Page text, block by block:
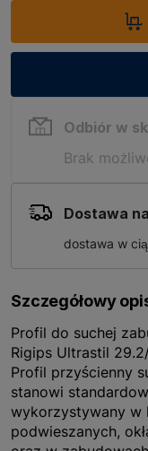
Odbiór w
Brak
Dostawa
dostawa w
Szczegółowy
Profil do suchej
Rigips Ultrastil
Profil przyścienny
stanowi
wykorzystywany w
podwieszanych,